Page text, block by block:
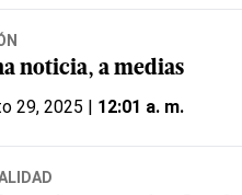
noticia, a medias
29, 2025 | 12:01 a. m.